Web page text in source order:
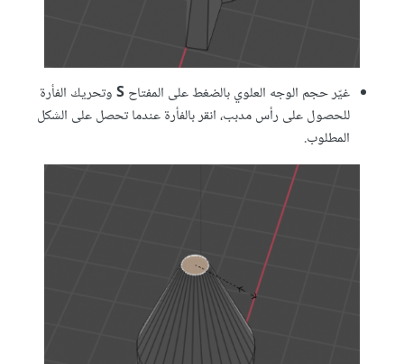
غيّر حجم الوجه العلوي بالضغط على المفتاحSوتحريك الفأرة
للحصول على رأس مدبب، انقر بالفأرة عندما تحصل على الشكل
المطلوب.